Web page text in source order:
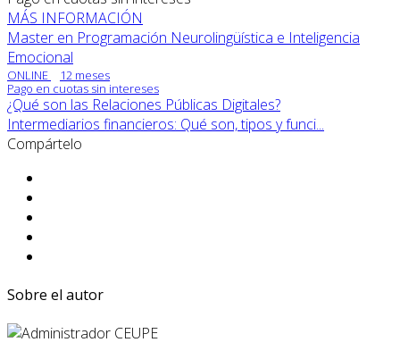
MÁS INFORMACIÓN
Master en Programación Neurolingüística e Inteligencia
Emocional
ONLINE
12 meses
Pago en cuotas sin intereses
¿Qué son las Relaciones Públicas Digitales?
Intermediarios financieros: Qué son, tipos y funci...
Compártelo
Sobre el autor